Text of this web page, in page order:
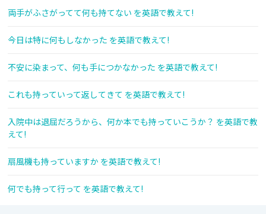
両手がふさがってて何も持てない を英語で教えて!
今日は特に何もしなかった を英語で教えて!
不安に染まって、何も手につかなかった を英語で教えて!
これも持っていって返してきて を英語で教えて!
入院中は退屈だろうから、何か本でも持っていこうか？ を英語で教
えて!
扇風機も持っていますか を英語で教えて!
何でも持って行って を英語で教えて!